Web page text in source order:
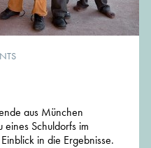
aus München
eines Schuldorfs im
in die Ergebnisse.